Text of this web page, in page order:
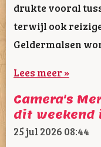
drukte vooral
terwijl ook
Geldermalsen
Lees meer »
Camera's
dit weekend
25 jul 2026 08:44